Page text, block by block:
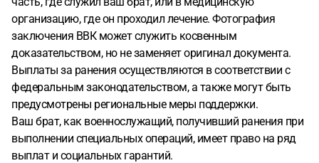
организацию, где он проходил лечение. Фотография
заключения ВВК может служить косвенным
доказательством, но не заменяет оригинал документа.
Выплаты за ранения осуществляются в соответствии с
федеральным законодательством, а также могут быть
предусмотрены региональные меры поддержки.
Ваш брат, как военнослужащий, получивший ранения при
выполнении специальных операций, имеет право на ряд
выплат и социальных гарантий.